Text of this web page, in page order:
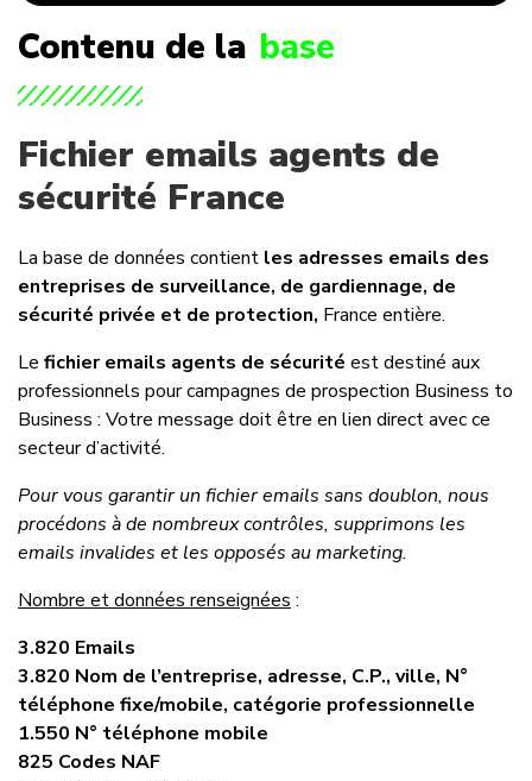
Contenu de la base
Fichier emails agents de
sécurité France
La base de données contient les adresses emails des
entreprises de surveillance, de gardiennage, de
sécurité privée et de protection, France entière.
Le fichier emails agents de sécurité est destiné aux
professionnels pour campagnes de prospection Business to
Business : Votre message doit être en lien direct avec ce
secteur d’activité.
Pour vous garantir un fichier emails sans doublon, nous
procédons à de nombreux contrôles, supprimons les
emails invalides et les opposés au marketing.
Nombre et données renseignées :
3.820 Emails
3.820 Nom de l’entreprise, adresse, C.P., ville, N°
téléphone fixe/mobile, catégorie professionnelle
1.550 N° téléphone mobile
825 Codes NAF